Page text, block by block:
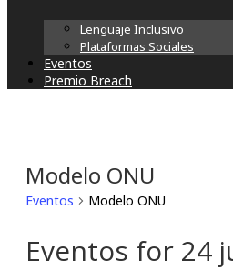
Lenguaje Inclusivo
Plataformas Sociales
Eventos
Premio Breach
Modelo ONU
Eventos Modelo ONU
Eventos for 24